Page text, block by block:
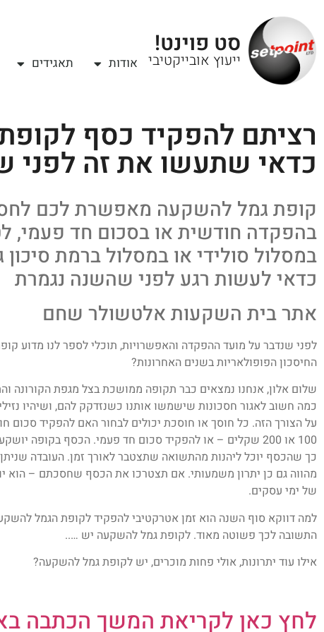
סט פוינט!
ייעוץ אובייקטיבי אודות תאגידים
רציתם להפקיד כסף
כדאי שתעשו את זה לפני
קופת גמל להשקעה מאפשרת לכם
בהפקדה חודשית או בסכום חד פעמי,
במסלול סולידי או במסלול ברמת סיכון
כדאי לעשות רגע לפני שהשנה נגמרת
אתר בית השקעות אלטשולר שחם
לפני שנדבר על מועד ההפקדה והאפשרויות, תוכלי לספר לנו מדוע
החיסכון הפופולאריות בשנים האחרונות?
שלום אלון, אנחנו נמצאים כבר תקופה ממושכת בצל מגפת הקורונה
כמה חשוב לאגור חסכונות שישמשו אותנו כשנזדקק להם, ושיהיו
על הצורך הזה. כל חוסך או חוסכת יכולים לבחור האם להפקיד סכום
100 או 200 שקלים – או להפקיד סכום חד פעמי. הכסף
כך שהכסף יוכל ליהנות מהתשואה שתצטבר לאורך זמן. העובדה
מהווה גם כן יתרון משמעותי. אם תצטרכו את הכסף שחסכתם – הוא
של ימי עסקים.
למה דווקא סוף השנה הוא זמן אטרקטיבי להפקיד לקופת הגמל
התשובה לכך פשוטה מאוד. לקופת גמל להשקעה יש …..
אילו עוד יתרונות, אולי פחות מוכרים, יש לקופת גמל להשקעה?
לחץ כאן לקריאת המשך הכתבה